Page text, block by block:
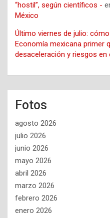
“hostil”, según científicos -
México
Último viernes de julio:
Economía mexicana primer
desaceleración y riesgos en
Fotos
agosto 2026
julio 2026
junio 2026
mayo 2026
abril 2026
marzo 2026
febrero 2026
enero 2026